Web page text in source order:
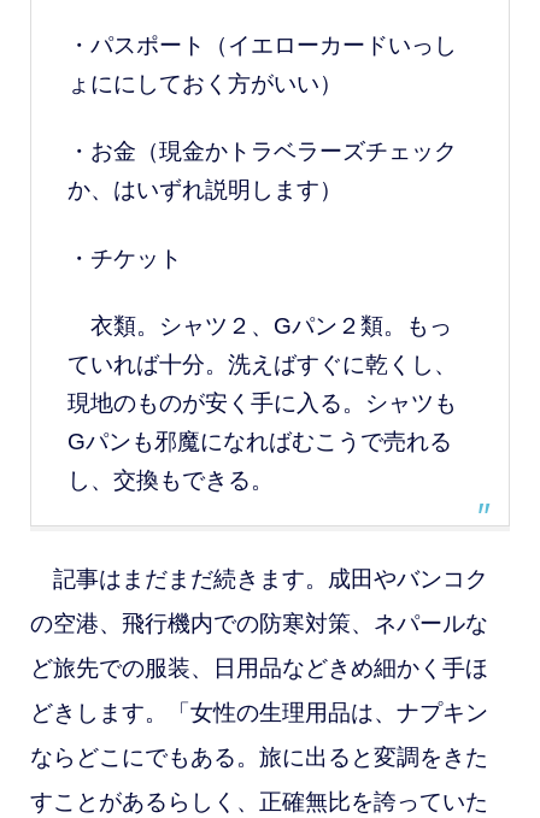
・パスポート（イエローカードいっし
ょににしておく方がいい）
・お金（現金かトラベラーズチェック
か、はいずれ説明します）
・チケット
衣類。シャツ２、Gパン２類。もっ
ていれば十分。洗えばすぐに乾くし、
現地のものが安く手に入る。シャツも
Gパンも邪魔になればむこうで売れる
し、交換もできる。
記事はまだまだ続きます。成田やバンコク
の空港、飛行機内での防寒対策、ネパールな
ど旅先での服装、日用品などきめ細かく手ほ
どきします。「女性の生理用品は、ナプキン
ならどこにでもある。旅に出ると変調をきた
すことがあるらしく、正確無比を誇っていた